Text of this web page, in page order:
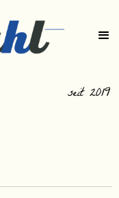
seit 2019